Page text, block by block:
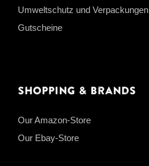
Umweltschutz und Verpackungen
Gutscheine
Shopping & Brands
Our Amazon-Store
Our Ebay-Store